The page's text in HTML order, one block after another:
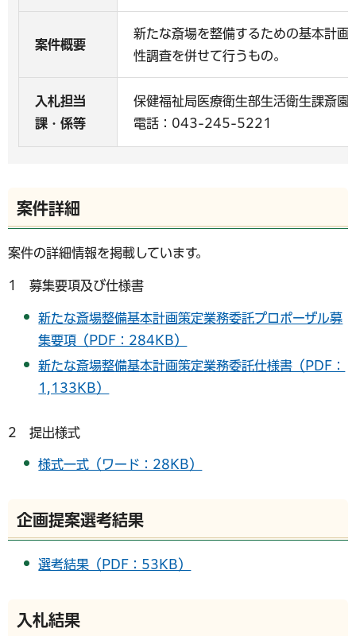
案件概要
新たな斎場を整備するための基本計画
性調査を併せて行うもの。
入札担当
課・係等
保健福祉局医療衛生部生活衛生課斎園
電話：043-245-5221
案件詳細
案件の詳細情報を掲載しています。
1 募集要項及び仕様書
新たな斎場整備基本計画策定業務委託プロポーザル募
集要項（PDF：284KB）
新たな斎場整備基本計画策定業務委託仕様書（PDF：
1,133KB）
2 提出様式
様式一式（ワード：28KB）
企画提案選考結果
選考結果（PDF：53KB）
入札結果